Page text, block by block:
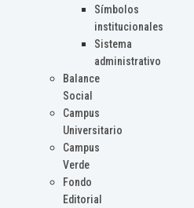
Símbolos
institucionales
Sistema
administrativo
Balance
Social
Campus
Universitario
Campus
Verde
Fondo
Editorial